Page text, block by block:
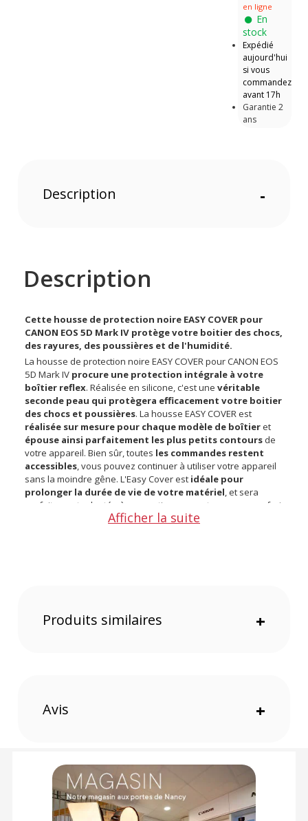
en ligne
En
stock
Expédié
aujourd'hui
si vous
commandez
avant 17h
Garantie 2
ans
Description -
Description
Cette housse de protection noire EASY COVER pour
CANON EOS 5D Mark IV protège votre boitier des chocs,
des rayures, des poussières et de l'humidité.
La housse de protection noire EASY COVER pour CANON EOS
5D Mark IV procure une protection intégrale à votre
boîtier reflex. Réalisée en silicone, c'est unevéritable
seconde peau qui protègera efficacement votre boitier
des chocs et poussières. La housse EASY COVER est
réalisée sur mesure pour chaque modèle de boîtieret
épouse ainsi parfaitement les plus petits contours de
votre appareil. Bien sûr, toutes les commandes restent
accessibles, vous pouvez continuer à utiliser votre appareil
sans la moindre gêne. L'Easy Cover est idéale pour
prolonger la durée de vie de votre matériel, et sera
parfaitement adaptée à vos sorties en montagne, mer, safari
photo, ainsi que vos excursions en tout terrain, sur sol
Caractéristiques de la housse de protection noire EASY
(1) Sous réserve d'éligibilité.
(2) Nombre de points Fidélité estimés, hors remises au panier, basé
sur le prix TTC en €, les points seront effectivement calculés dans le
Afficher la suite
Produits similaires +
Avis +